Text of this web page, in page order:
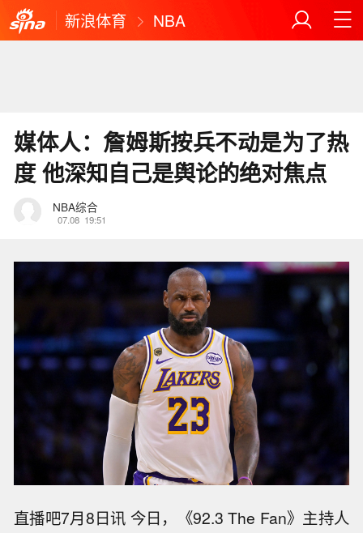
新浪体育 NBA
媒体人：詹姆斯按兵不动是为了热
度 他深知自己是舆论的绝对焦点
NBA综合
07.08 19:51
直播吧7月8日讯 今日，《92.3 The Fan》主持人